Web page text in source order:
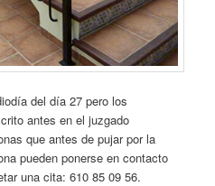
del día 27 pero los
antes en el juzgado
que antes de pujar por la
pueden ponerse en contacto
una cita: 610 85 09 56.